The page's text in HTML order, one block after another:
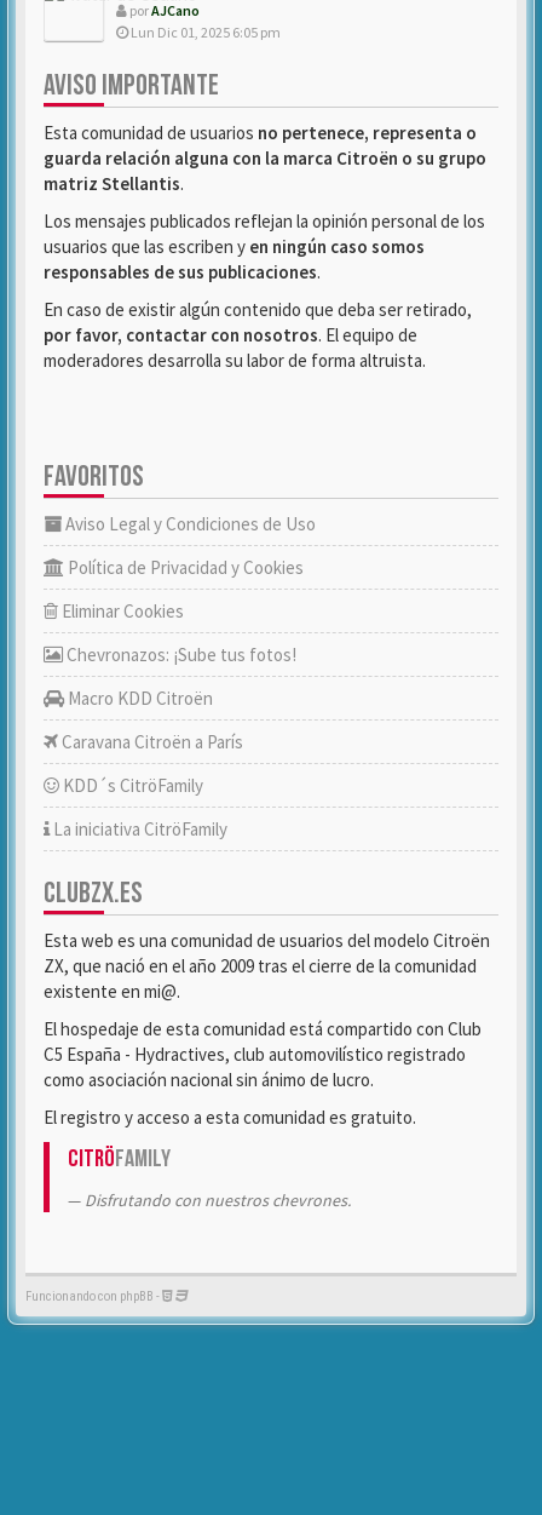
porAJCano
Lun Dic 01, 2025 6:05 pm
AVISO IMPORTANTE
Esta comunidad de usuarios no pertenece, representa o
guarda relación alguna con la marca Citroën o su grupo
matriz Stellantis.
Los mensajes publicados reflejan la opinión personal de los
usuarios que las escriben y en ningún caso somos
responsables de sus publicaciones.
En caso de existir algún contenido que deba ser retirado,
por favor, contactar con nosotros. El equipo de
moderadores desarrolla su labor de forma altruista.
FAVORITOS
Aviso Legal y Condiciones de Uso
Política de Privacidad y Cookies
Eliminar Cookies
Chevronazos: ¡Sube tus fotos!
Macro KDD Citroën
Caravana Citroën a París
KDD´s CitröFamily
La iniciativa CitröFamily
CLUBZX.ES
Esta web es una comunidad de usuarios del modelo Citroën
ZX, que nació en el año 2009 tras el cierre de la comunidad
existente en mi@.
El hospedaje de esta comunidad está compartido con Club
C5 España - Hydractives, club automovilístico registrado
como asociación nacional sin ánimo de lucro.
El registro y acceso a esta comunidad es gratuito.
CitröFamily
Disfrutando con nuestros chevrones.
Funcionando con phpBB -